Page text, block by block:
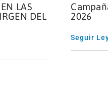
LAS
DEL
2026
Seguir